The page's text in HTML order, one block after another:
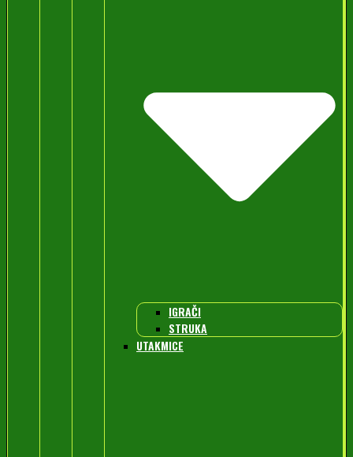
IGRAČI
STRUKA
UTAKMICE